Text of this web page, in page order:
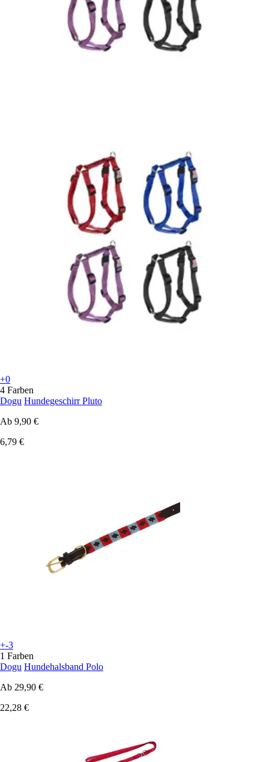
+0
4 Farben
Dogu Hundegeschirr Pluto
Ab 9,90 €
6,79 €
+-3
1 Farben
Dogu Hundehalsband Polo
Ab 29,90 €
22,28 €